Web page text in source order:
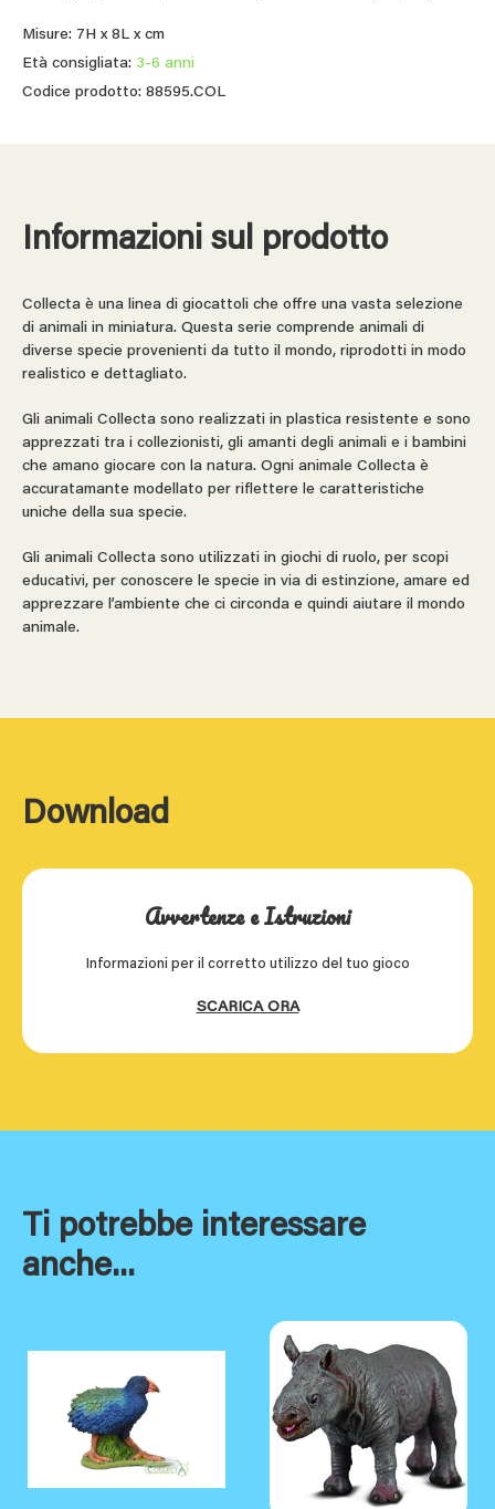
Misure: 7H x 8L x cm
Età consigliata: 3-6 anni
Codice prodotto: 88595.COL
Informazioni sul prodotto
Collecta è una linea di giocattoli che offre una vasta selezione
di animali in miniatura. Questa serie comprende animali di
diverse specie provenienti da tutto il mondo, riprodotti in modo
realistico e dettagliato.
Gli animali Collecta sono realizzati in plastica resistente e sono
apprezzati tra i collezionisti, gli amanti degli animali e i bambini
che amano giocare con la natura. Ogni animale Collecta è
accuratamante modellato per riflettere le caratteristiche
uniche della sua specie.
Gli animali Collecta sono utilizzati in giochi di ruolo, per scopi
educativi, per conoscere le specie in via di estinzione, amare ed
apprezzare l’ambiente che ci circonda e quindi aiutare il mondo
animale.
Download
Avvertenze e Istruzioni
Informazioni per il corretto utilizzo del tuo gioco
SCARICA ORA
Ti potrebbe interessare
anche...